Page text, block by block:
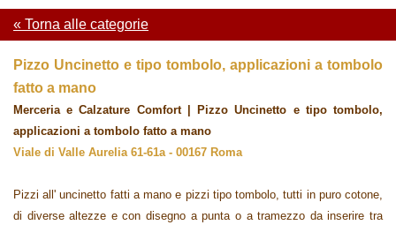
« Torna alle categorie
Pizzo Uncinetto e tipo tombolo, applicazioni a tombolo
fatto a mano
Merceria e Calzature Comfort | Pizzo Uncinetto e tipo tombolo,
applicazioni a tombolo fatto a mano
Viale di Valle Aurelia 61-61a - 00167 Roma
Pizzi all' uncinetto fatti a mano e pizzi tipo tombolo, tutti in puro cotone,
di diverse altezze e con disegno a punta o a tramezzo da inserire tra